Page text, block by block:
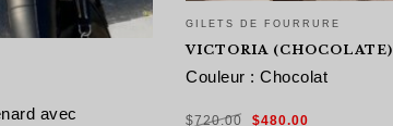
avec
GILETS DE FOURRURE
VICTORIA (CHOCOLATE)
Couleur : Chocolat
$720.00
Le
prix
$480.00